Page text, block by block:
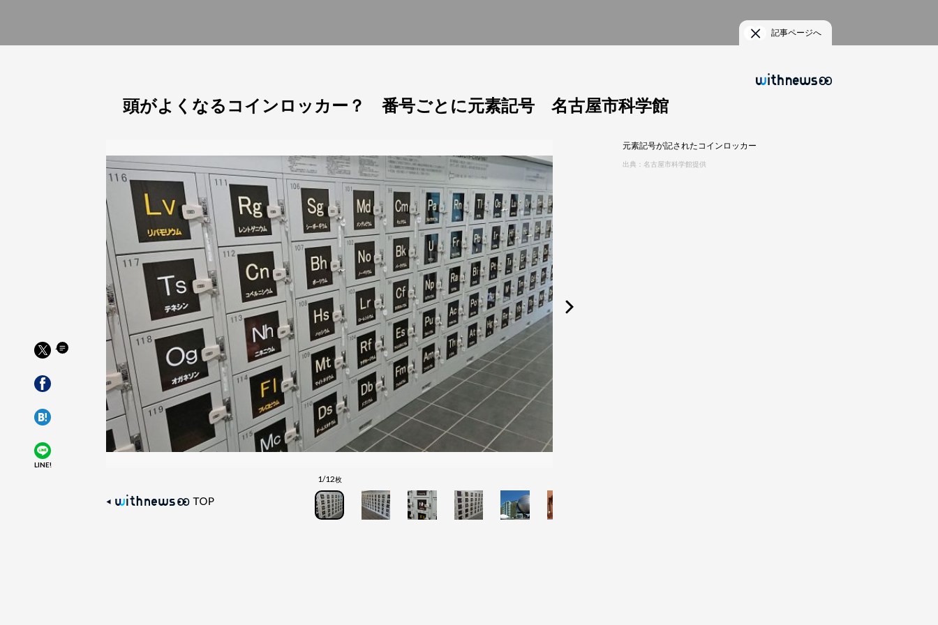
LINE!
記事ページへ
頭がよくなるコインロッカー？ 番号ごとに元素記号 名古屋市科学館
1/12枚
元素記号が記されたコインロッカー
出典：名古屋市科学館提供